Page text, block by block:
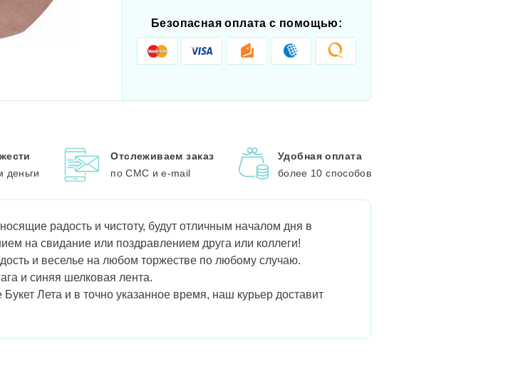
Безопасная оплата с помощью:
деньги
Отслеживаем заказ
по СМС и e-mail
Удобная оплата
более 10 способов
радость и чистоту, будут отличным началом дня в
на свидание или поздравлением друга или коллеги!
и веселье на любом торжестве по любому случаю.
и синяя шелковая лента.
Лета и в точно указанное время, наш курьер доставит